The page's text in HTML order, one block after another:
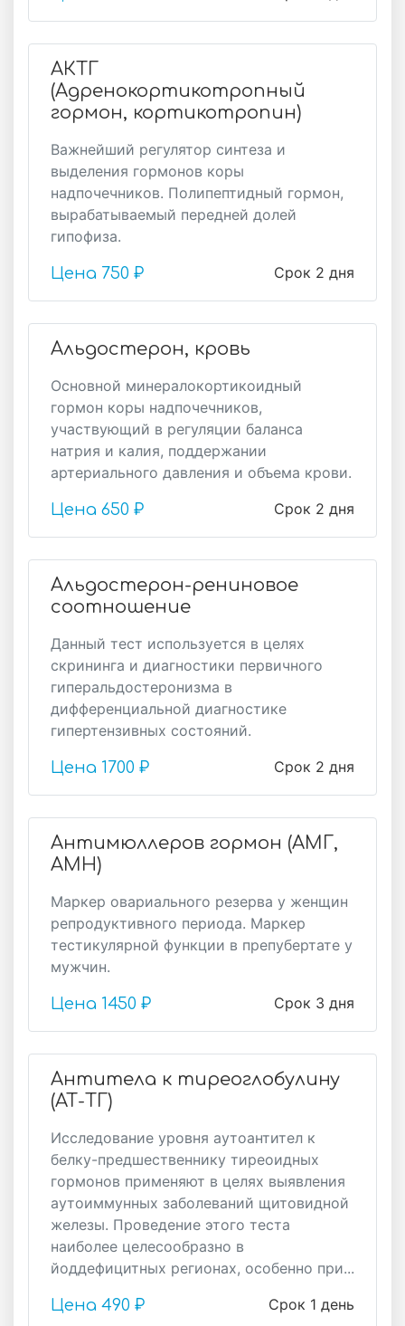
АКТГ
(Адренокортикотропный
гормон, кортикотропин)
Важнейший регулятор синтеза и
выделения гормонов коры
надпочечников. Полипептидный гормон,
вырабатываемый передней долей
гипофиза.
Срок 2 дня
Цена 750 ₽
Альдостерон, кровь
Основной минералокортикоидный
гормон коры надпочечников,
участвующий в регуляции баланса
натрия и калия, поддержании
артериального давления и объема крови.
Срок 2 дня
Цена 650 ₽
Альдостерон-рениновое
соотношение
Данный тест используется в целях
скрининга и диагностики первичного
гиперальдостеронизма в
дифференциальной диагностике
гипертензивных состояний.
Срок 2 дня
Цена 1700 ₽
Антимюллеров гормон (АМГ,
AMH)
Маркер овариального резерва у женщин
репродуктивного периода. Маркер
тестикулярной функции в препубертате у
мужчин.
Срок 3 дня
Цена 1450 ₽
Антитела к тиреоглобулину
(АТ-ТГ)
Исследование уровня аутоантител к
белку-предшественнику тиреоидных
гормонов применяют в целях выявления
аутоиммунных заболеваний щитовидной
железы. Проведение этого теста
наиболее целесообразно в
йоддефицитных регионах, особенно при...
Срок 1 день
Цена 490 ₽